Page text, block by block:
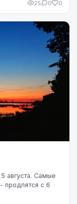
25 0 0
августа. Самые
продлятся с 6